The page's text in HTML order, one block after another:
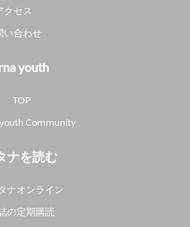
クセス
い合わせ
youth
TOP
Community
ナを読む
ナオンライン
の定期購読